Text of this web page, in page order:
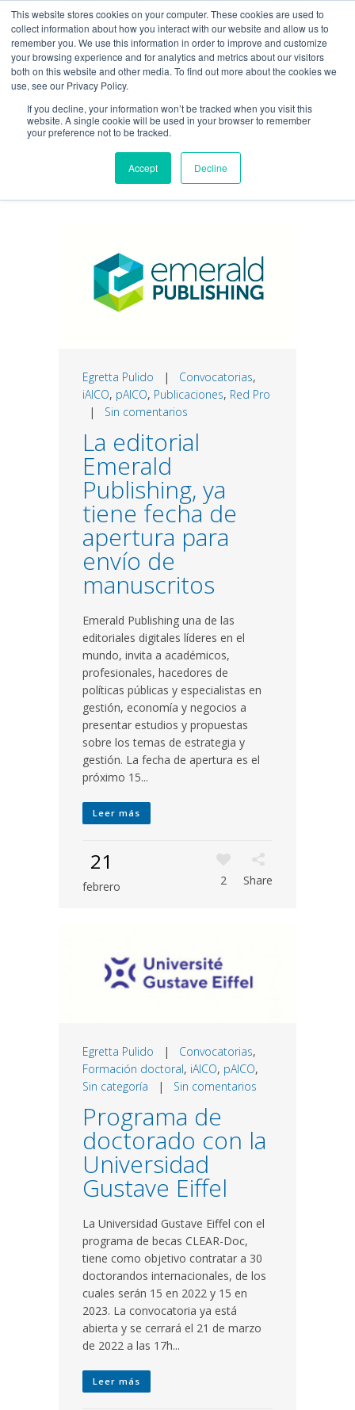
This website stores cookies on your computer. These cookies are used to
collect information about how you interact with our website and allow us to
remember you. We use this information in order to improve and customize
your browsing experience and for analytics and metrics about our visitors
both on this website and other media. To find out more about the cookies we
use, see our Privacy Policy.
If you decline, your information won’t be tracked when you visit this
website. A single cookie will be used in your browser to remember
your preference not to be tracked.
Accept Decline
Guía de uso
Acceso / Registro
Egretta Pulido | Convocatorias,
iAICO, pAICO, Publicaciones, Red Pro
| Sin comentarios
La editorial
Emerald
Publishing, ya
tiene fecha de
apertura para
envío de
manuscritos
Emerald Publishing una de las
editoriales digitales líderes en el
mundo, invita a académicos,
profesionales, hacedores de
políticas públicas y especialistas en
gestión, economía y negocios a
presentar estudios y propuestas
sobre los temas de estrategia y
gestión. La fecha de apertura es el
próximo 15...
Leer más
21
febrero 2 Share
Egretta Pulido | Convocatorias,
Formación doctoral, iAICO, pAICO,
Sin categoría | Sin comentarios
Programa de
doctorado con la
Universidad
Gustave Eiffel
La Universidad Gustave Eiffel con el
programa de becas CLEAR-Doc,
tiene como objetivo contratar a 30
doctorandos internacionales, de los
cuales serán 15 en 2022 y 15 en
2023. La convocatoria ya está
abierta y se cerrará el 21 de marzo
de 2022 a las 17h...
Leer más